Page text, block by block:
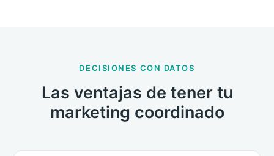
DECISIONES CON DATOS
Las ventajas de tener tu
marketing coordinado